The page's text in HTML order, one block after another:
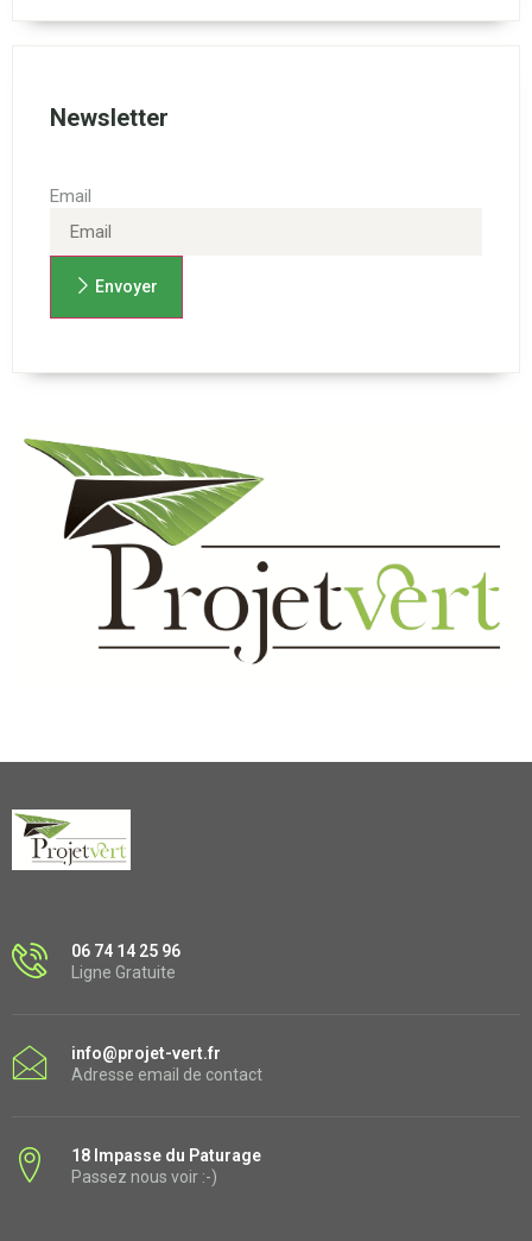
Newsletter
Email
Envoyer
06 74 14 25 96
Ligne Gratuite
info@projet-vert.fr
Adresse email de contact
18 Impasse du Paturage
Passez nous voir :-)